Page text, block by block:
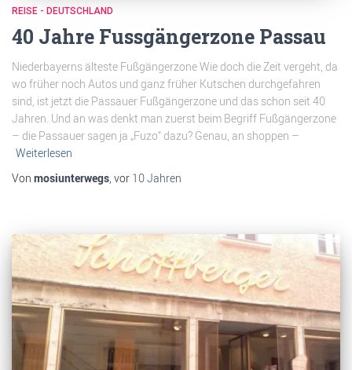
REISE - DEUTSCHLAND
40 Jahre Fussgängerzone Passau
Niederbayerns älteste Fußgängerzone Wie doch die Zeit vergeht, da
wo früher noch Autos und ganz früher Kutschen durchgefahren
sind, ist jetzt die Passauer Fußgängerzone und das schon seit 40
Jahren. Und an was denkt man zuerst beim Begriff Fußgängerzone
– die Passauer sagen ja „Fuzo“ dazu? Genau, an shoppen –
Weiterlesen
Von mosiunterwegs , vor 10 Jahren